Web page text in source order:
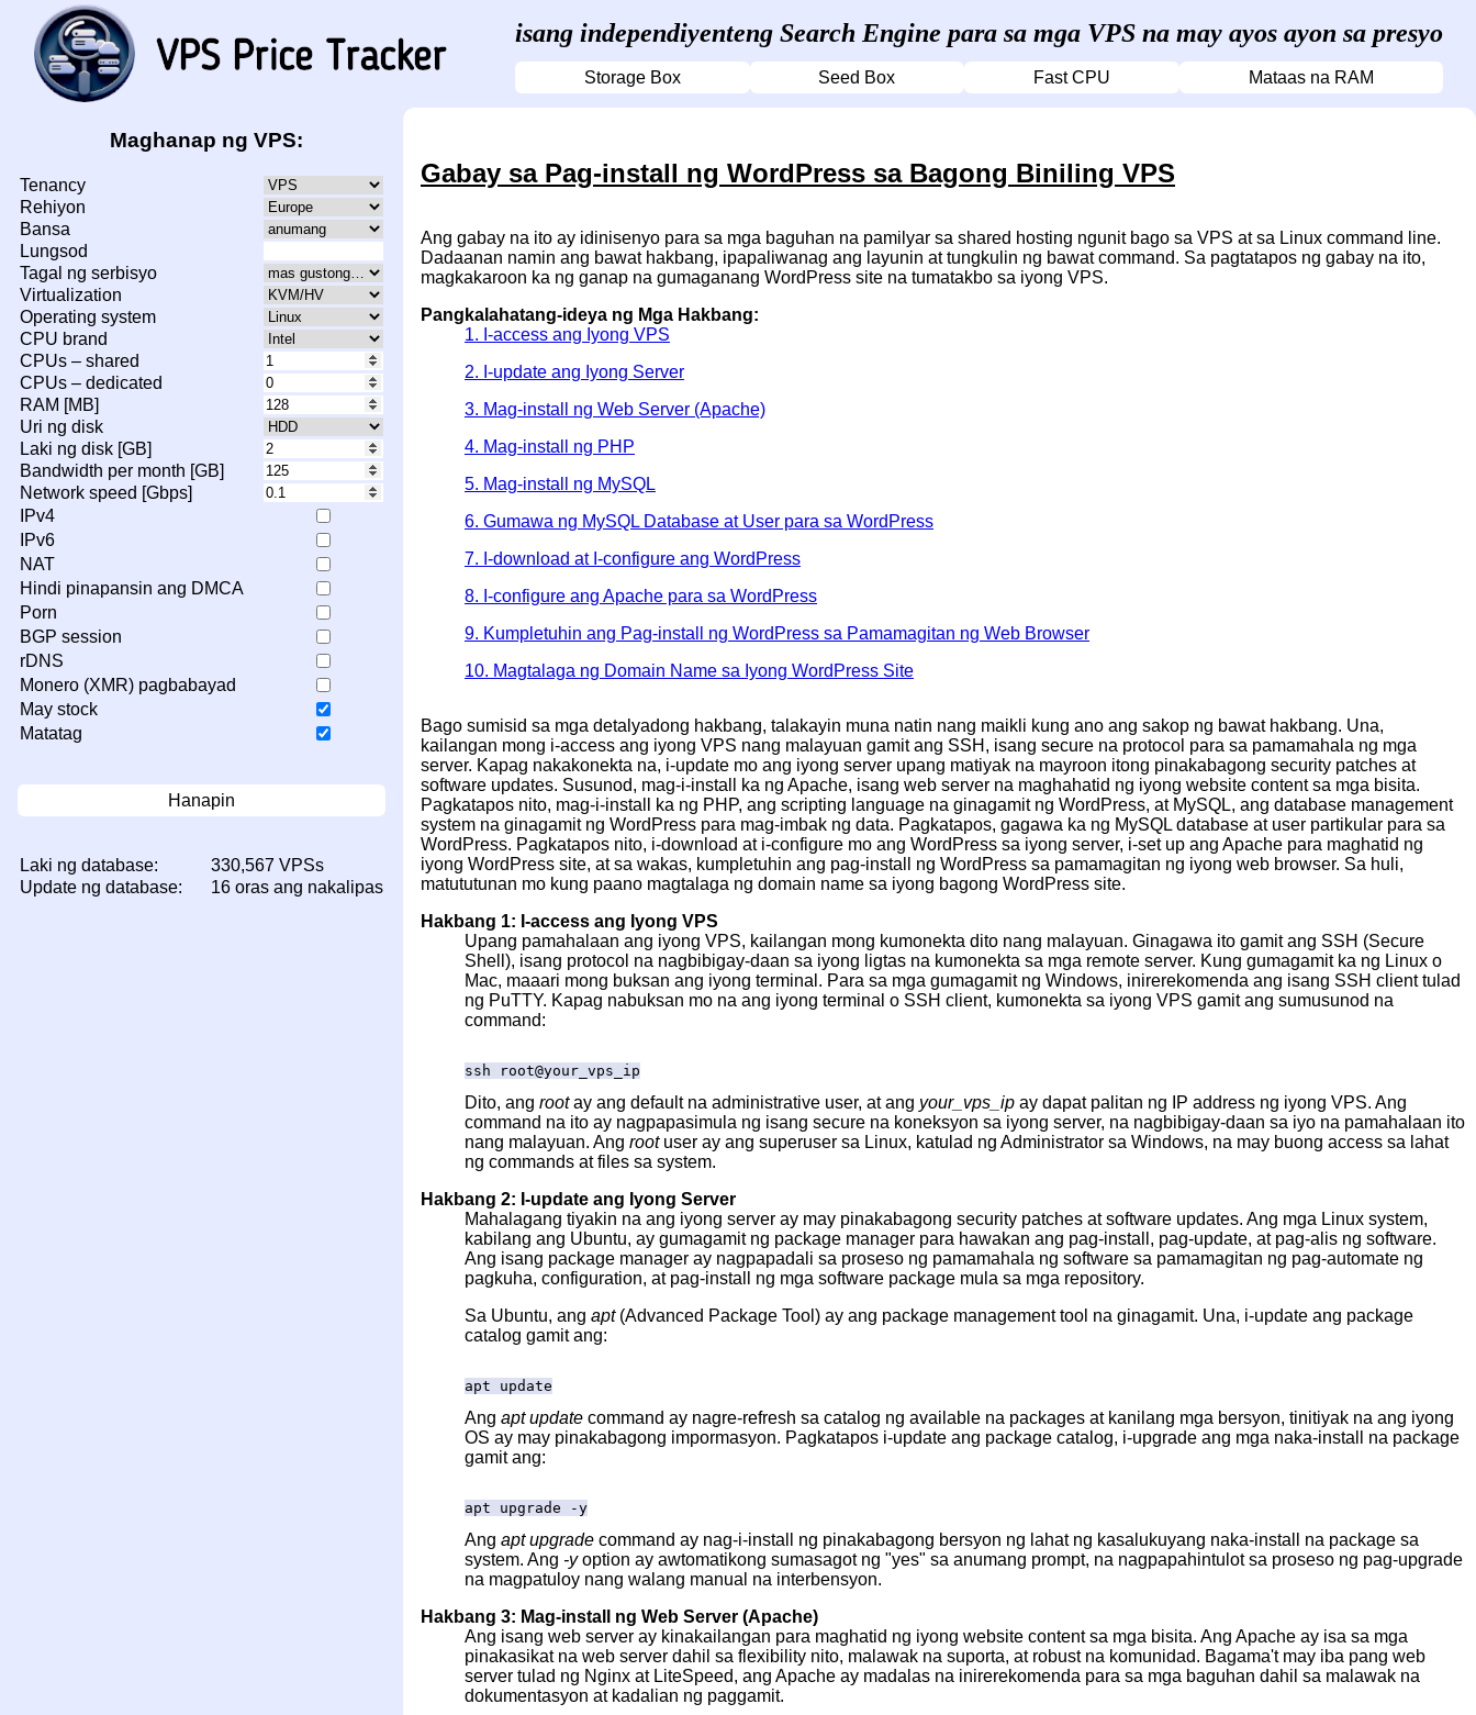
isang independiyenteng Search Engine para sa mga VPS na may ayos ayon sa presyo
Storage Box Seed Box Fast CPU Mataas na RAM
Maghanap ng VPS:
Tenancy
Rehiyon
Bansa
Lungsod
Tagal ng serbisyo
Virtualization
Operating system
CPU brand
CPUs – shared
CPUs – dedicated
RAM [MB]
Uri ng disk
Laki ng disk [GB]
Bandwidth per month [GB]
Network speed [Gbps]
IPv4
IPv6
NAT
Hindi pinapansin ang DMCA
Porn
BGP session
rDNS
Monero (XMR) pagbabayad
May stock
Matatag
Hanapin
Laki ng database:
330,567 VPSs
Update ng database:
16 oras ang nakalipas
Gabay sa Pag-install ng WordPress sa Bagong Biniling VPS
Ang gabay na ito ay idinisenyo para sa mga baguhan na pamilyar sa shared hosting ngunit bago sa VPS at sa Linux command line.
Dadaanan namin ang bawat hakbang, ipapaliwanag ang layunin at tungkulin ng bawat command. Sa pagtatapos ng gabay na ito,
magkakaroon ka ng ganap na gumaganang WordPress site na tumatakbo sa iyong VPS.
Pangkalahatang-ideya ng Mga Hakbang:
1. I-access ang Iyong VPS
2. I-update ang Iyong Server
3. Mag-install ng Web Server (Apache)
4. Mag-install ng PHP
5. Mag-install ng MySQL
6. Gumawa ng MySQL Database at User para sa WordPress
7. I-download at I-configure ang WordPress
8. I-configure ang Apache para sa WordPress
9. Kumpletuhin ang Pag-install ng WordPress sa Pamamagitan ng Web Browser
10. Magtalaga ng Domain Name sa Iyong WordPress Site
Bago sumisid sa mga detalyadong hakbang, talakayin muna natin nang maikli kung ano ang sakop ng bawat hakbang. Una,
kailangan mong i-access ang iyong VPS nang malayuan gamit ang SSH, isang secure na protocol para sa pamamahala ng mga
server. Kapag nakakonekta na, i-update mo ang iyong server upang matiyak na mayroon itong pinakabagong security patches at
software updates. Susunod, mag-i-install ka ng Apache, isang web server na maghahatid ng iyong website content sa mga bisita.
Pagkatapos nito, mag-i-install ka ng PHP, ang scripting language na ginagamit ng WordPress, at MySQL, ang database management
system na ginagamit ng WordPress para mag-imbak ng data. Pagkatapos, gagawa ka ng MySQL database at user partikular para sa
WordPress. Pagkatapos nito, i-download at i-configure mo ang WordPress sa iyong server, i-set up ang Apache para maghatid ng
iyong WordPress site, at sa wakas, kumpletuhin ang pag-install ng WordPress sa pamamagitan ng iyong web browser. Sa huli,
matututunan mo kung paano magtalaga ng domain name sa iyong bagong WordPress site.
Hakbang 1: I-access ang Iyong VPS
Upang pamahalaan ang iyong VPS, kailangan mong kumonekta dito nang malayuan. Ginagawa ito gamit ang SSH (Secure
Shell), isang protocol na nagbibigay-daan sa iyong ligtas na kumonekta sa mga remote server. Kung gumagamit ka ng Linux o
Mac, maaari mong buksan ang iyong terminal. Para sa mga gumagamit ng Windows, inirerekomenda ang isang SSH client tulad
ng PuTTY. Kapag nabuksan mo na ang iyong terminal o SSH client, kumonekta sa iyong VPS gamit ang sumusunod na
command:
ssh root@your_vps_ip
Dito, ang rootay ang default na administrative user, at ang your_vps_ip ay dapat palitan ng IP address ng iyong VPS. Ang
command na ito ay nagpapasimula ng isang secure na koneksyon sa iyong server, na nagbibigay-daan sa iyo na pamahalaan ito
nang malayuan. Ang rootuser ay ang superuser sa Linux, katulad ng Administrator sa Windows, na may buong access sa lahat
ng commands at files sa system.
Hakbang 2: I-update ang Iyong Server
Mahalagang tiyakin na ang iyong server ay may pinakabagong security patches at software updates. Ang mga Linux system,
kabilang ang Ubuntu, ay gumagamit ng package manager para hawakan ang pag-install, pag-update, at pag-alis ng software.
Ang isang package manager ay nagpapadali sa proseso ng pamamahala ng software sa pamamagitan ng pag-automate ng
pagkuha, configuration, at pag-install ng mga software package mula sa mga repository.
Sa Ubuntu, ang apt(Advanced Package Tool) ay ang package management tool na ginagamit. Una, i-update ang package
catalog gamit ang:
apt update
Ang apt update command ay nagre-refresh sa catalog ng available na packages at kanilang mga bersyon, tinitiyak na ang iyong
OS ay may pinakabagong impormasyon. Pagkatapos i-update ang package catalog, i-upgrade ang mga naka-install na package
gamit ang:
apt upgrade -y
Ang apt upgrade command ay nag-i-install ng pinakabagong bersyon ng lahat ng kasalukuyang naka-install na package sa
system. Ang -yoption ay awtomatikong sumasagot ng "yes" sa anumang prompt, na nagpapahintulot sa proseso ng pag-upgrade
na magpatuloy nang walang manual na interbensyon.
Hakbang 3: Mag-install ng Web Server (Apache)
Ang isang web server ay kinakailangan para maghatid ng iyong website content sa mga bisita. Ang Apache ay isa sa mga
pinakasikat na web server dahil sa flexibility nito, malawak na suporta, at robust na komunidad. Bagama't may iba pang web
server tulad ng Nginx at LiteSpeed, ang Apache ay madalas na inirerekomenda para sa mga baguhan dahil sa malawak na
dokumentasyon at kadalian ng paggamit.